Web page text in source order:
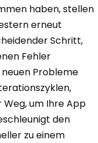
haben, stellen
erneut
Schritt,
Fehler
Probleme
um Ihre App
den
zu einem